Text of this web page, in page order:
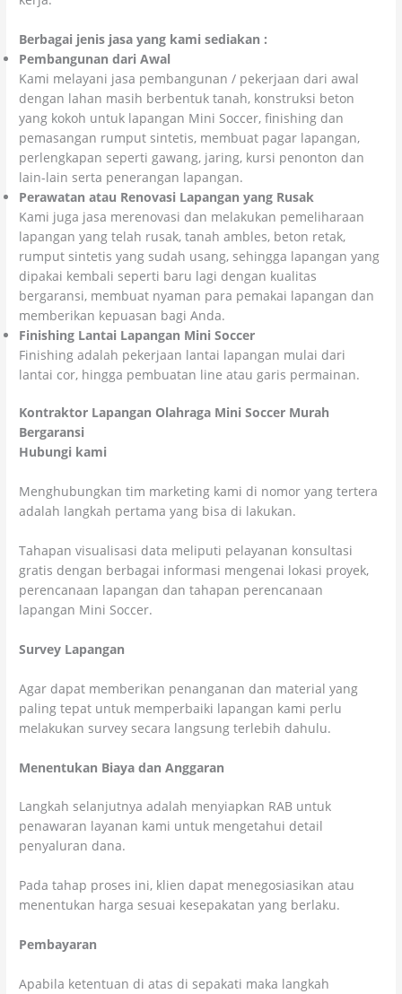
Berbagai jenis jasa yang kami sediakan :
Pembangunan dari Awal
Kami melayani jasa pembangunan / pekerjaan dari awal
dengan lahan masih berbentuk tanah, konstruksi beton
yang kokoh untuk lapangan Mini Soccer, finishing dan
pemasangan rumput sintetis, membuat pagar lapangan,
perlengkapan seperti gawang, jaring, kursi penonton dan
lain-lain serta penerangan lapangan.
Perawatan atau Renovasi Lapangan yang Rusak
Kami juga jasa merenovasi dan melakukan pemeliharaan
lapangan yang telah rusak, tanah ambles, beton retak,
rumput sintetis yang sudah usang, sehingga lapangan yang
dipakai kembali seperti baru lagi dengan kualitas
bergaransi, membuat nyaman para pemakai lapangan dan
memberikan kepuasan bagi Anda.
Finishing Lantai Lapangan Mini Soccer
Finishing adalah pekerjaan lantai lapangan mulai dari
lantai cor, hingga pembuatan line atau garis permainan.
Kontraktor Lapangan Olahraga Mini Soccer Murah
Bergaransi
Hubungi kami
Menghubungkan tim marketing kami di nomor yang tertera
adalah langkah pertama yang bisa di lakukan.
Tahapan visualisasi data meliputi pelayanan konsultasi
gratis dengan berbagai informasi mengenai lokasi proyek,
perencanaan lapangan dan tahapan perencanaan
lapangan Mini Soccer.
Survey Lapangan
Agar dapat memberikan penanganan dan material yang
paling tepat untuk memperbaiki lapangan kami perlu
melakukan survey secara langsung terlebih dahulu.
Menentukan Biaya dan Anggaran
Langkah selanjutnya adalah menyiapkan RAB untuk
penawaran layanan kami untuk mengetahui detail
penyaluran dana.
Pada tahap proses ini, klien dapat menegosiasikan atau
menentukan harga sesuai kesepakatan yang berlaku.
Pembayaran
Apabila ketentuan di atas di sepakati maka langkah